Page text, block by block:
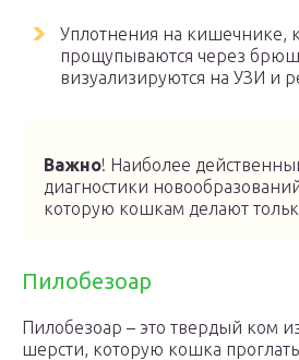
Уплотнения на кишечнике,
прощупываются через
визуализируются на УЗИ и
Важно! Наиболее
диагностики
которую кошкам делают
Пилобезоар
Пилобезоар – это твердый ком
шерсти, которую кошка